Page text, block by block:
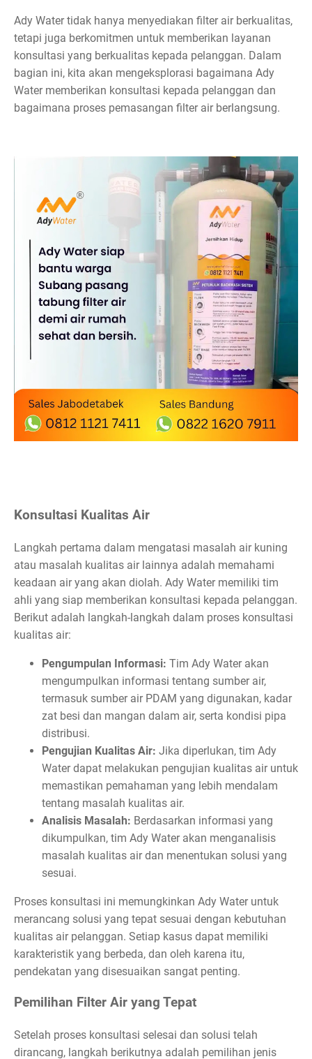
Ady Water tidak hanya menyediakan filter air berkualitas,
tetapi juga berkomitmen untuk memberikan layanan
konsultasi yang berkualitas kepada pelanggan. Dalam
bagian ini, kita akan mengeksplorasi bagaimana Ady
Water memberikan konsultasi kepada pelanggan dan
bagaimana proses pemasangan filter air berlangsung.
Konsultasi Kualitas Air
Langkah pertama dalam mengatasi masalah air kuning
atau masalah kualitas air lainnya adalah memahami
keadaan air yang akan diolah. Ady Water memiliki tim
ahli yang siap memberikan konsultasi kepada pelanggan.
Berikut adalah langkah-langkah dalam proses konsultasi
kualitas air:
Pengumpulan Informasi: Tim Ady Water akan
mengumpulkan informasi tentang sumber air,
termasuk sumber air PDAM yang digunakan, kadar
zat besi dan mangan dalam air, serta kondisi pipa
distribusi.
Pengujian Kualitas Air: Jika diperlukan, tim Ady
Water dapat melakukan pengujian kualitas air untuk
memastikan pemahaman yang lebih mendalam
tentang masalah kualitas air.
Analisis Masalah: Berdasarkan informasi yang
dikumpulkan, tim Ady Water akan menganalisis
masalah kualitas air dan menentukan solusi yang
sesuai.
Proses konsultasi ini memungkinkan Ady Water untuk
merancang solusi yang tepat sesuai dengan kebutuhan
kualitas air pelanggan. Setiap kasus dapat memiliki
karakteristik yang berbeda, dan oleh karena itu,
pendekatan yang disesuaikan sangat penting.
Pemilihan Filter Air yang Tepat
Setelah proses konsultasi selesai dan solusi telah
dirancang, langkah berikutnya adalah pemilihan jenis